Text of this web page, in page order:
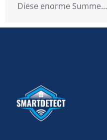
Diese enorme Summe…